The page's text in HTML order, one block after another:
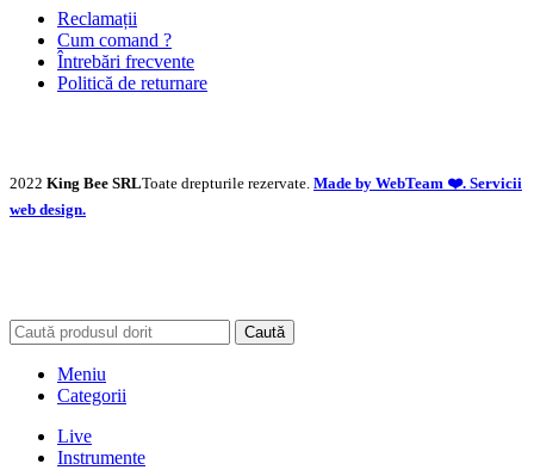
Reclamații
Cum comand ?
Întrebări frecvente
Politică de returnare
2022 King Bee SRLToate drepturile rezervate. Made by WebTeam ❤️. Servicii
web design.
Caută
Meniu
Categorii
Live
Instrumente